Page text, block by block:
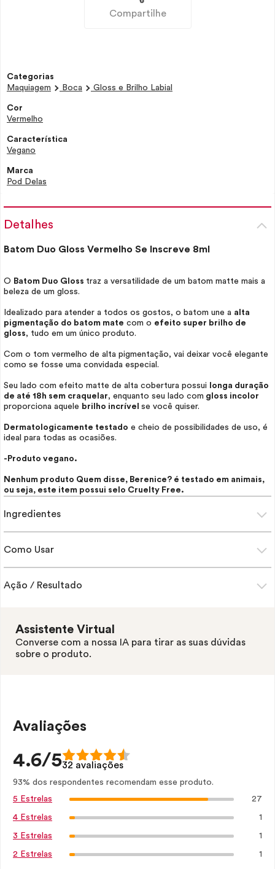
Compartilhe
Categorias
Maquiagem
Boca Gloss e Brilho Labial
Cor
Vermelho
Característica
Vegano
Marca
Pod Delas
Detalhes
Batom Duo Gloss Vermelho Se Inscreve 8ml
O Batom Duo Gloss traz a versatilidade de um batom matte mais a
beleza de um gloss.
Idealizado para atender a todos os gostos, o batom une a alta
pigmentação do batom mate com o efeito super brilho de
gloss, tudo em um único produto.
Com o tom vermelho de alta pigmentação, vai deixar você elegante
como se fosse uma convidada especial.
Seu lado com efeito matte de alta cobertura possui
longa duração
de até 18h sem craquelar, enquanto seu lado com gloss incolor
proporciona aquele brilho incrível se você quiser.
Dermatologicamente testado e cheio de possibilidades de uso, é
ideal para todas as ocasiões.
-Produto vegano.
Nenhum produto Quem disse, Berenice? é testado em animais,
ou seja, este item possui selo Cruelty Free.
Ingredientes
Como Usar
Ação / Resultado
Assistente Virtual
Converse com a nossa IA para tirar as suas dúvidas
sobre o produto.
Avaliações
4.6/532 avaliações
93% dos respondentes recomendam esse produto.
5 Estrelas
27
4 Estrelas 1
3 Estrelas 1
2 Estrelas 1